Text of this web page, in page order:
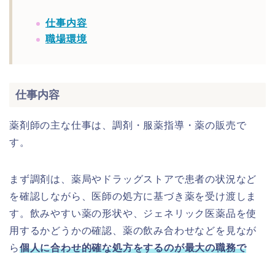
仕事内容
職場環境
仕事内容
薬剤師の主な仕事は、調剤・服薬指導・薬の販売で
す。
まず調剤は、薬局やドラッグストアで患者の状況など
を確認しながら、医師の処方に基づき薬を受け渡しま
す。飲みやすい薬の形状や、ジェネリック医薬品を使
用するかどうかの確認、薬の飲み合わせなどを見なが
ら個人に合わせ的確な処方をするのが最大の職務で